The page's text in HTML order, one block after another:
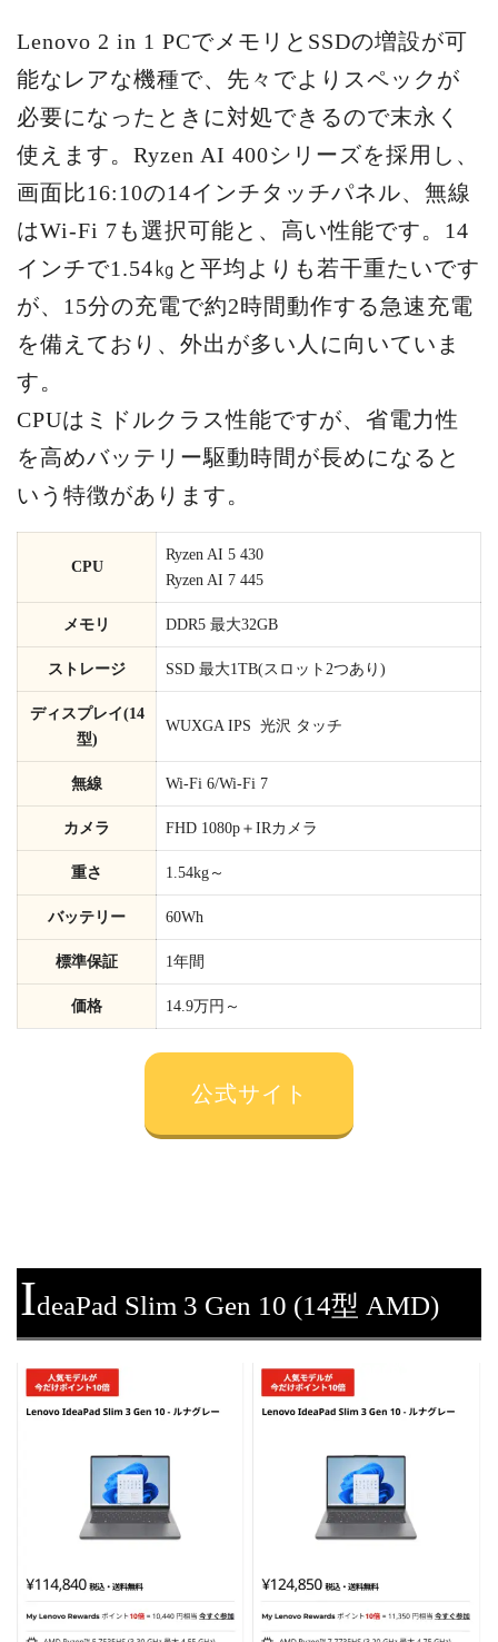
Lenovo 2 in 1 PCでメモリとSSDの増設が可
能なレアな機種で、先々でよりスペックが
必要になったときに対処できるので末永く
使えます。Ryzen AI 400シリーズを採用し、
画面比16:10の14インチタッチパネル、無線
はWi-Fi 7も選択可能と、高い性能です。14
インチで1.54㎏と平均よりも若干重たいです
が、15分の充電で約2時間動作する急速充電
を備えており、外出が多い人に向いていま
す。
CPUはミドルクラス性能ですが、省電力性
を高めバッテリー駆動時間が長めになると
いう特徴があります。
CPU
Ryzen AI 5 430
Ryzen AI 7 445
メモリ DDR5 最大32GB
ストレージ SSD 最大1TB(スロット2つあり)
ディスプレイ(14
型)
WUXGA IPS 光沢 タッチ
無線 Wi-Fi 6/Wi-Fi 7
カメラ FHD 1080p＋IRカメラ
重さ 1.54kg～
バッテリー 60Wh
標準保証 1年間
価格 14.9万円～
公式サイト
IdeaPad Slim 3 Gen 10 (14型 AMD)